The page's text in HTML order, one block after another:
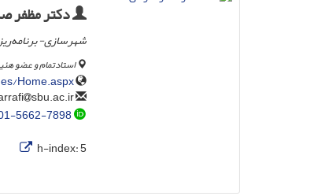
دکتر مظفر
شهرسازی-
استادتمام و عضو
Home.aspx
sbu.ac.ir
5662-7898
h-index:5